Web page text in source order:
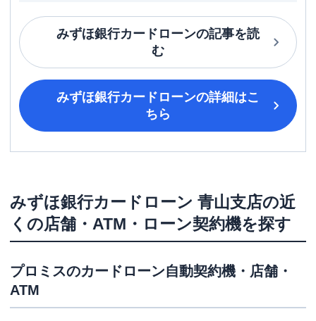
みずほ銀行カードローンの記事を読
む
みずほ銀行カードローンの詳細はこ
ちら
みずほ銀行カードローン 青山支店の近
くの店舗・ATM・ローン契約機を探す
プロミスのカードローン自動契約機・店舗・
ATM